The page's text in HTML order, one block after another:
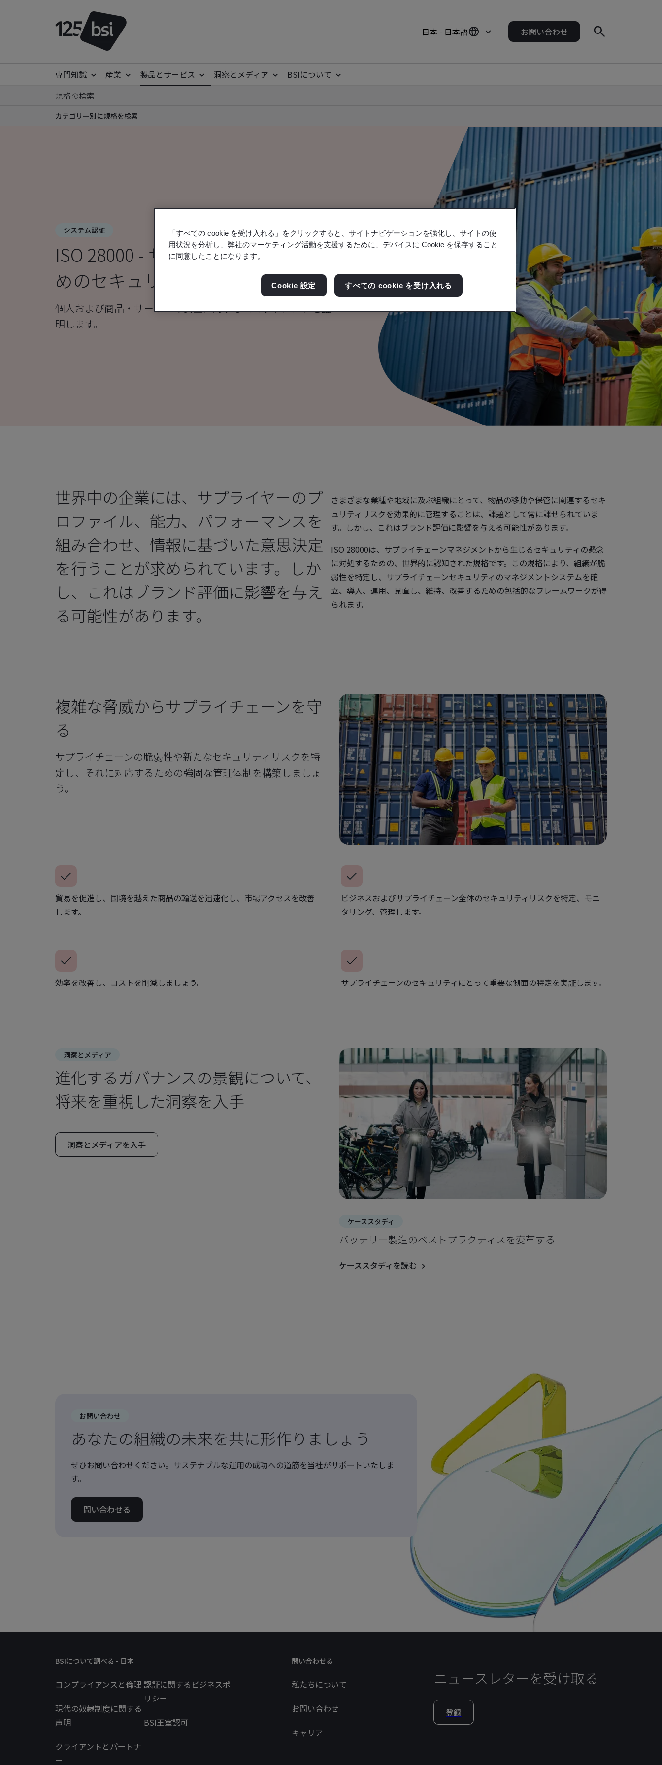
日本 - 日本語 お問い合わせ
専門知識 産業 製品とサービス 洞察とメディア
BSIについて
規格の検索
カテゴリー別に規格を検索
システム認証
ISO 28000 - サプライチェーンのた
めのセキュリティ管理
個人および商品・サービスの安全に対するコミットメントを証
明します。
世界中の企業には、サプライヤーのプ
ロファイル、能力、パフォーマンスを
組み合わせ、情報に基づいた意思決定
を行うことが求められています。しか
し、これはブランド評価に影響を与え
る可能性があります。
さまざまな業種や地域に及ぶ組織にとって、物品の移動や保管に関連するセキ
ュリティリスクを効果的に管理することは、課題として常に課せられていま
す。しかし、これはブランド評価に影響を与える可能性があります。
ISO 28000は、サプライチェーンマネジメントから生じるセキュリティの懸念
に対処するための、世界的に認知された規格です。この規格により、組織が脆
弱性を特定し、サプライチェーンセキュリティのマネジメントシステムを確
立、導入、運用、見直し、維持、改善するための包括的なフレームワークが得
られます。
複雑な脅威からサプライチェーンを守
る
サプライチェーンの脆弱性や新たなセキュリティリスクを特
定し、それに対応するための強固な管理体制を構築しましょ
う。
貿易を促進し、国境を越えた商品の輸送を迅速化し、市場アクセスを改善
します。
ビジネスおよびサプライチェーン全体のセキュリティリスクを特定、モニ
タリング、管理します。
効率を改善し、コストを削減しましょう。 サプライチェーンのセキュリティにとって重要な側面の特定を実証します。
洞察とメディア
進化するガバナンスの景観について、
将来を重視した洞察を入手
洞察とメディアを入手
ケーススタディ
バッテリー製造のベストプラクティスを変革する
ケーススタディを読む
お問い合わせ
あなたの組織の未来を共に形作りましょう
ぜひお問い合わせください。サステナブルな運用の成功への道筋を当社がサポートいたしま
す。
問い合わせる
BSIについて調べる - 日本
コンプライアンスと倫理
現代の奴隷制度に関する
声明
クライアントとパートナ
ー
認証に関するビジネスポ
リシー
BSI王室認可
問い合わせる
私たちについて
お問い合わせ
キャリア
ニュースレターを受け取る
登録
「すべての cookie を受け入れる」をクリックすると、サイトナビゲーションを強化し、サイトの使
用状況を分析し、弊社のマーケティング活動を支援するために、デバイスに Cookie を保存すること
に同意したことになります。
Cookie 設定 すべての cookie を受け入れる